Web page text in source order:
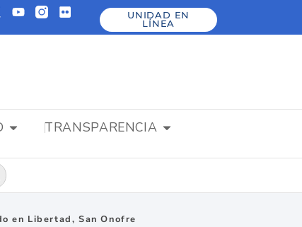
UNIDAD EN
LÍNEA
TRANSPARENCIA
de búsqueda
en Libertad, San Onofre